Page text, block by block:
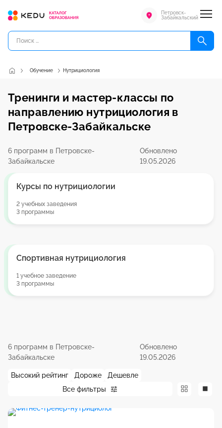
Петровск-
Забайкальский
Обучение Нутрициология
Тренинги и мастер-классы по
направлению нутрициология в
Петровске-Забайкальске
6 программ в Петровске-
Забайкальске
Обновлено
19.05.2026
Курсы по нутрициологии
2 учебных заведения
3 программы
Спортивная нутрициология
1 учебное заведение
3 программы
6 программ в Петровске-
Забайкальске
Обновлено
19.05.2026
Все фильтры
Высокий рейтинг Дороже Дешевле